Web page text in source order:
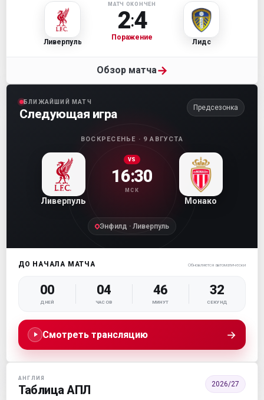
Ливерпуль
МАТЧ ОКОНЧЕН
2:4
Поражение
Лидс
Обзор матча→
БЛИЖАЙШИЙ МАТЧ
Следующая игра Предсезонка
ВОСКРЕСЕНЬЕ · 9 АВГУСТА
Ливерпуль
VS
16:30
МСК
Монако
Энфилд · Ливерпуль
ДО НАЧАЛА МАТЧА Обновляется автоматически
00
ДНЕЙ
04
ЧАСОВ
46
МИНУТ
31
СЕКУНД
Смотреть трансляцию →
АНГЛИЯ
Таблица АПЛ 2026/27